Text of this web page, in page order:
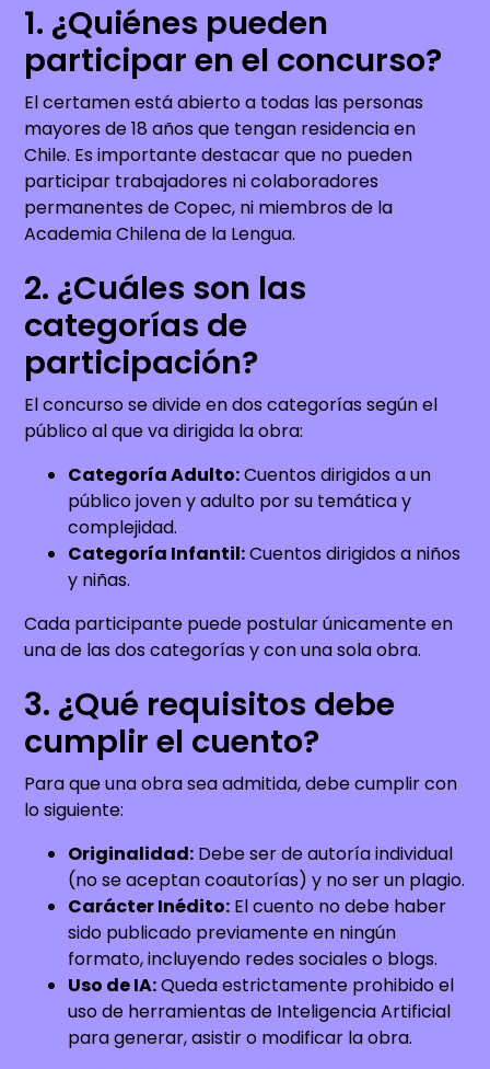
1. ¿Quiénes pueden
participar en el concurso?
El certamen está abierto a todas las personas
mayores de 18 años que tengan residencia en
Chile. Es importante destacar que no pueden
participar trabajadores ni colaboradores
permanentes de Copec, ni miembros de la
Academia Chilena de la Lengua.
2. ¿Cuáles son las
categorías de
participación?
El concurso se divide en dos categorías según el
público al que va dirigida la obra:
Categoría Adulto:Cuentos dirigidos a un
público joven y adulto por su temática y
complejidad.
Categoría Infantil:Cuentos dirigidos a niños
y niñas.
Cada participante puede postular únicamente en
una de las dos categorías y con una sola obra.
3. ¿Qué requisitos debe
cumplir el cuento?
Para que una obra sea admitida, debe cumplir con
lo siguiente:
Originalidad: Debe ser de autoría individual
(no se aceptan coautorías) y no ser un plagio.
Carácter Inédito: El cuento no debe haber
sido publicado previamente en ningún
formato, incluyendo redes sociales o blogs.
Uso de IA:Queda estrictamente prohibido el
uso de herramientas de Inteligencia Artificial
para generar, asistir o modificar la obra.